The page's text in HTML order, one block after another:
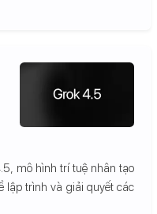
mô hình trí tuệ nhân tạo
lập trình và giải quyết các